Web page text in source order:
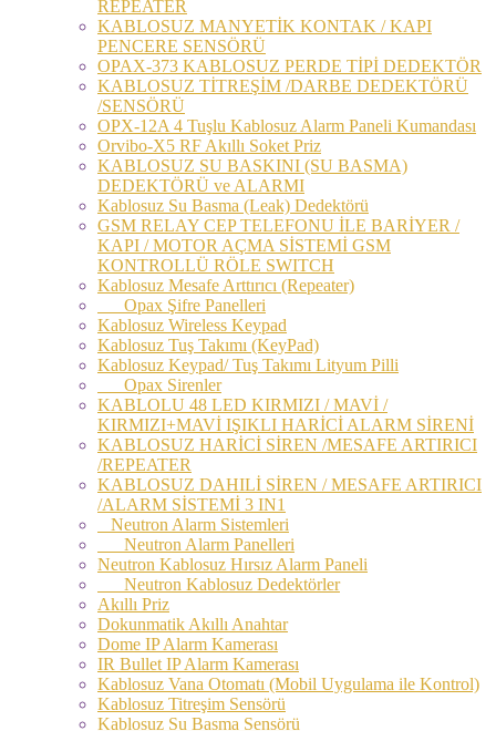
REPEATER
KABLOSUZ MANYETİK KONTAK / KAPI
PENCERE SENSÖRÜ
OPAX-373 KABLOSUZ PERDE TİPİ DEDEKTÖR
KABLOSUZ TİTREŞİM /DARBE DEDEKTÖRÜ
/SENSÖRÜ
OPX-12A 4 Tuşlu Kablosuz Alarm Paneli Kumandası
Orvibo-X5 RF Akıllı Soket Priz
KABLOSUZ SU BASKINI (SU BASMA)
DEDEKTÖRÜ ve ALARMI
Kablosuz Su Basma (Leak) Dedektörü
GSM RELAY CEP TELEFONU İLE BARİYER /
KAPI / MOTOR AÇMA SİSTEMİ GSM
KONTROLLÜ RÖLE SWITCH
Kablosuz Mesafe Arttırıcı (Repeater)
Opax Şifre Panelleri
Kablosuz Wireless Keypad
Kablosuz Tuş Takımı (KeyPad)
Kablosuz Keypad/ Tuş Takımı Lityum Pilli
Opax Sirenler
KABLOLU 48 LED KIRMIZI / MAVİ /
KIRMIZI+MAVİ IŞIKLI HARİCİ ALARM SİRENİ
KABLOSUZ HARİCİ SİREN /MESAFE ARTIRICI
/REPEATER
KABLOSUZ DAHILİ SİREN / MESAFE ARTIRICI
/ALARM SİSTEMİ 3 IN1
Neutron Alarm Sistemleri
Neutron Alarm Panelleri
Neutron Kablosuz Hırsız Alarm Paneli
Neutron Kablosuz Dedektörler
Akıllı Priz
Dokunmatik Akıllı Anahtar
Dome IP Alarm Kamerası
IR Bullet IP Alarm Kamerası
Kablosuz Vana Otomatı (Mobil Uygulama ile Kontrol)
Kablosuz Titreşim Sensörü
Kablosuz Su Basma Sensörü